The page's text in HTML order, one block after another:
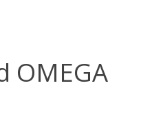
OMEGA